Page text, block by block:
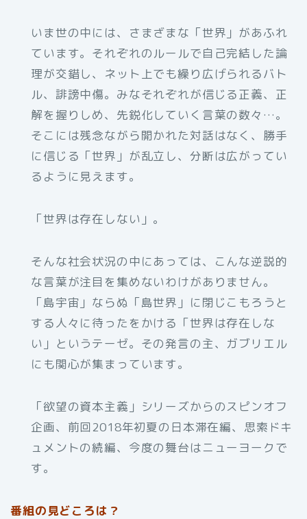
いま世の中には、さまざまな「世界」があふれ
ています。それぞれのルールで自己完結した論
理が交錯し、ネット上でも繰り広げられるバト
ル、誹謗中傷。みなそれぞれが信じる正義、正
解を握りしめ、先鋭化していく言葉の数々…。
そこには残念ながら開かれた対話はなく、勝手
に信じる「世界」が乱立し、分断は広がってい
るように見えます。
「世界は存在しない」。
そんな社会状況の中にあっては、こんな逆説的
な言葉が注目を集めないわけがありません。
「島宇宙」ならぬ「島世界」に閉じこもろうと
する人々に待ったをかける「世界は存在しな
い」というテーゼ。その発言の主、ガブリエル
にも関心が集まっています。
「欲望の資本主義」シリーズからのスピンオフ
企画、前回2018年初夏の日本滞在編、思索ドキ
ュメントの続編、今度の舞台はニューヨークで
す。
番組の見どころは？